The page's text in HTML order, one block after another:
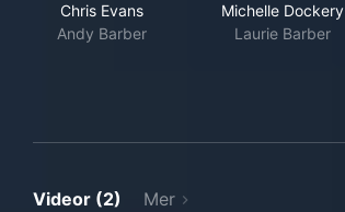
Chris Evans
Andy Barber
Michelle Dockery
Laurie Barber
Videor (2) Mer